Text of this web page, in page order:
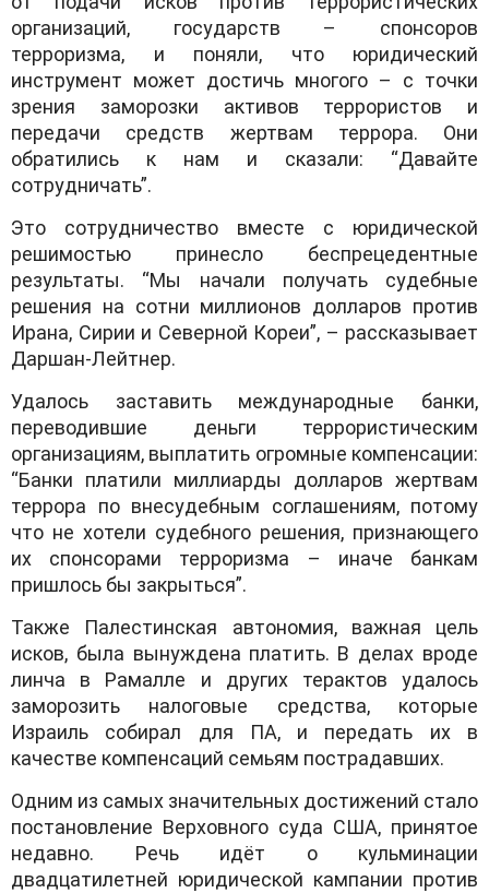
организаций, государств – спонсоров
терроризма, и поняли, что юридический
инструмент может достичь многого – с точки
зрения заморозки активов террористов и
передачи средств жертвам террора. Они
обратились к нам и сказали: “Давайте
сотрудничать”.
Это сотрудничество вместе с юридической
решимостью принесло беспрецедентные
результаты. “Мы начали получать судебные
решения на сотни миллионов долларов против
Ирана, Сирии и Северной Кореи”, – рассказывает
Даршан-Лейтнер.
Удалось заставить международные банки,
переводившие деньги террористическим
организациям, выплатить огромные компенсации:
“Банки платили миллиарды долларов жертвам
террора по внесудебным соглашениям, потому
что не хотели судебного решения, признающего
их спонсорами терроризма – иначе банкам
пришлось бы закрыться”.
Также Палестинская автономия, важная цель
исков, была вынуждена платить. В делах вроде
линча в Рамалле и других терактов удалось
заморозить налоговые средства, которые
Израиль собирал для ПА, и передать их в
качестве компенсаций семьям пострадавших.
Одним из самых значительных достижений стало
постановление Верховного суда США, принятое
недавно. Речь идёт о кульминации
двадцатилетней юридической кампании против